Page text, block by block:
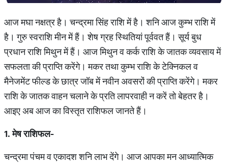
आज मघा नक्षत्र है। चन्द्रमा सिंह राशि में है। शनि आज कुम्भ राशि में
है। गुरु स्वराशि मीन में हैं। शेष ग्रह स्थितियां पूर्ववत हैं। सूर्य बुध
प्रधान राशि मिथुन में हैं। आज मिथुन व कर्क राशि के जातक व्यवसाय में
सफलता की प्राप्ति करेंगे। मकर तथा कुम्भ राशि के टेक्निकल व
मैनेजमेंट फील्ड के छात्र जॉब में नवीन अवसरों की प्राप्ति करेंगे। मकर
राशि के जातक वाहन चलाने के प्रति लापरवाही न करें तो बेहतर है।
आइए अब आज का विस्तृत राशिफल जानते हैं।
1. मेष राशिफल-
चन्द्रमा पंचम व एकादश शनि लाभ देंगे। आज आपका मन आध्यात्मिक